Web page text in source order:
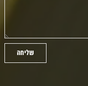
שליחה